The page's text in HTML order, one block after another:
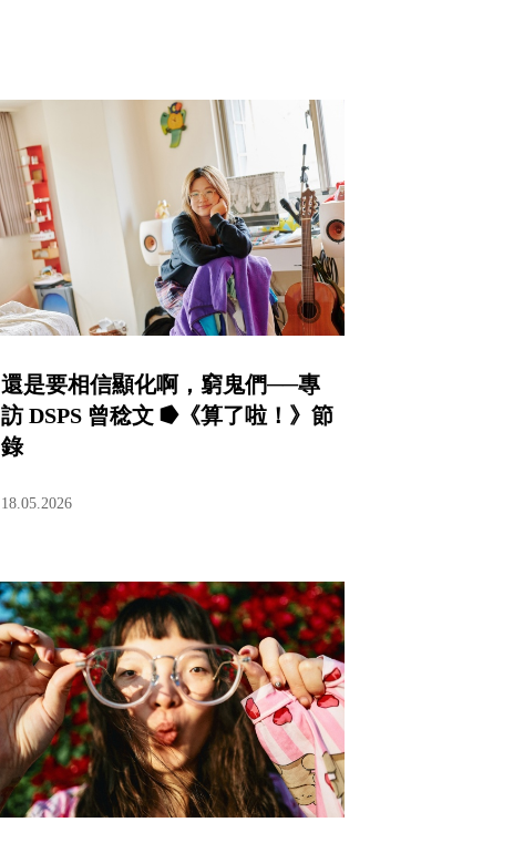
還是要相信顯化啊，窮鬼們──專
訪 DSPS 曾稔文 ⭓《算了啦！》節
錄
18.05.2026